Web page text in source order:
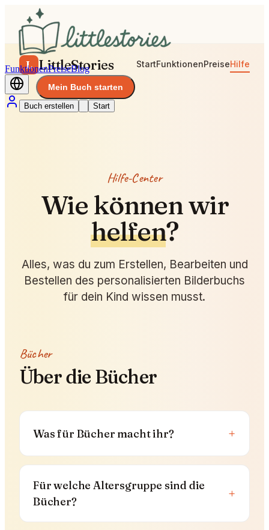
FunktionenPreiseBlog
Buch erstellen Start
L LittleStories StartFunktionenPreiseHilfe
Mein Buch starten
Hilfe-Center
Wie können wir
helfen?
Alles, was du zum Erstellen, Bearbeiten und
Bestellen des personalisierten Bilderbuchs
für dein Kind wissen musst.
Bücher
Über die Bücher
Was für Bücher macht ihr? +
Für welche Altersgruppe sind die
Bücher?
+